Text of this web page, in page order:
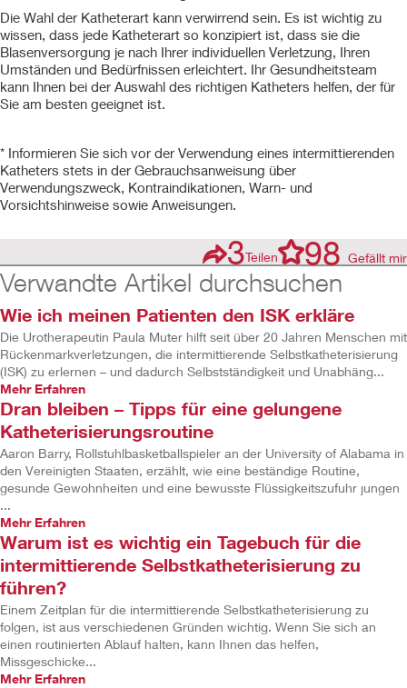
Die Wahl der Katheterart kann verwirrend sein. Es ist wichtig zu
wissen, dass jede Katheterart so konzipiert ist, dass sie die
Blasenversorgung je nach Ihrer individuellen Verletzung, Ihren
Umständen und Bedürfnissen erleichtert. Ihr Gesundheitsteam
kann Ihnen bei der Auswahl des richtigen Katheters helfen, der für
Sie am besten geeignet ist.
* Informieren Sie sich vor der Verwendung eines intermittierenden
Katheters stets in der Gebrauchsanweisung über
Verwendungszweck, Kontraindikationen, Warn- und
Vorsichtshinweise sowie Anweisungen.
3Teilen 98 Gefällt mir
Verwandte Artikel durchsuchen
Wie ich meinen Patienten den ISK erkläre
Die Urotherapeutin Paula Muter hilft seit über 20 Jahren Menschen mit
Rückenmarkverletzungen, die intermittierende Selbstkatheterisierung
(ISK) zu erlernen – und dadurch Selbstständigkeit und Unabhäng...
Mehr Erfahren
Dran bleiben – Tipps für eine gelungene
Katheterisierungsroutine
Aaron Barry, Rollstuhlbasketballspieler an der University of Alabama in
den Vereinigten Staaten, erzählt, wie eine beständige Routine,
gesunde Gewohnheiten und eine bewusste Flüssigkeitszufuhr jungen
...
Mehr Erfahren
Warum ist es wichtig ein Tagebuch für die
intermittierende Selbstkatheterisierung zu
führen?
Einem Zeitplan für die intermittierende Selbstkatheterisierung zu
folgen, ist aus verschiedenen Gründen wichtig. Wenn Sie sich an
einen routinierten Ablauf halten, kann Ihnen das helfen,
Missgeschicke...
Mehr Erfahren